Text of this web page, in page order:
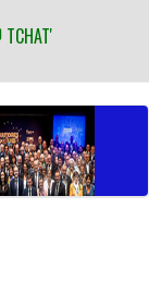
TCHAT'